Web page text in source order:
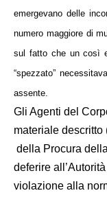
emergevano delle
numero maggiore di
sul fatto che un così
“spezzato”
assente.
Gli Agenti del
materiale
della Procura
deferire
violazione alla